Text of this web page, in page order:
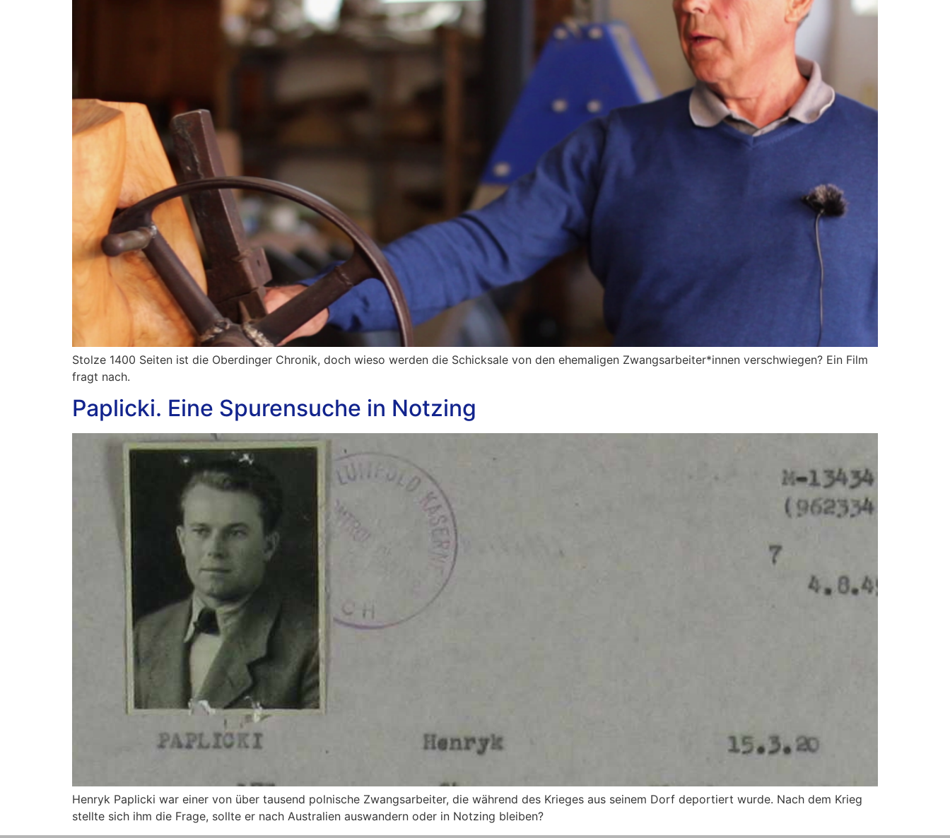
Stolze 1400 Seiten ist die Oberdinger Chronik, doch wieso werden die Schicksale von den ehemaligen Zwangsarbeiter*innen verschwiegen? Ein Film
fragt nach.
Paplicki. Eine Spurensuche in Notzing
Henryk Paplicki war einer von über tausend polnische Zwangsarbeiter, die während des Krieges aus seinem Dorf deportiert wurde. Nach dem Krieg
stellte sich ihm die Frage, sollte er nach Australien auswandern oder in Notzing bleiben?